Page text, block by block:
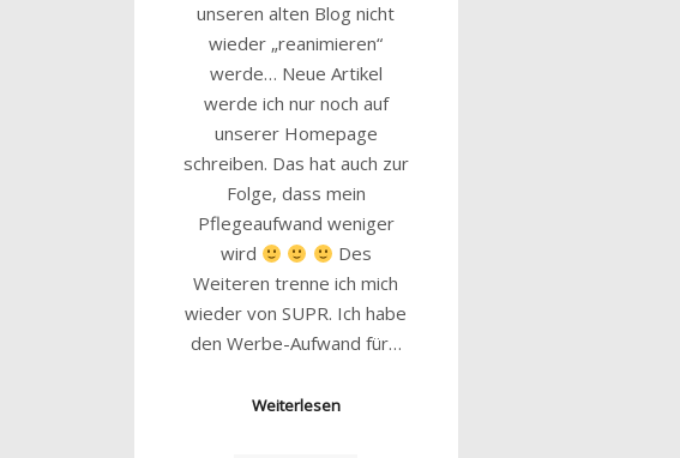
unseren alten Blog nicht
wieder „reanimieren“
werde… Neue Artikel
werde ich nur noch auf
unserer Homepage
schreiben. Das hat auch zur
Folge, dass mein
Pflegeaufwand weniger
wird
Des
Weiteren trenne ich mich
wieder von SUPR. Ich habe
den Werbe-Aufwand für…
Weiterlesen